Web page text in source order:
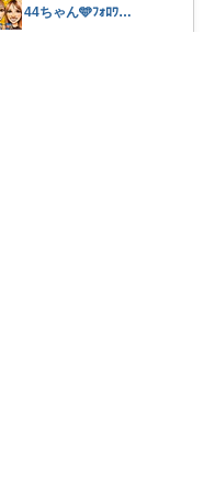
44ちゃん🩵ﾌｫﾛﾜｰ様から購入